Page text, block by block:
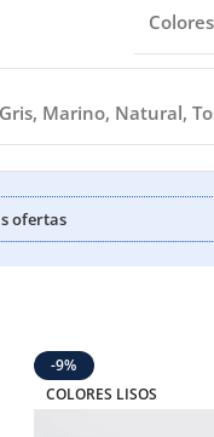
Gris, Marino, Natural,
ofertas
-9%
COLORES LISOS